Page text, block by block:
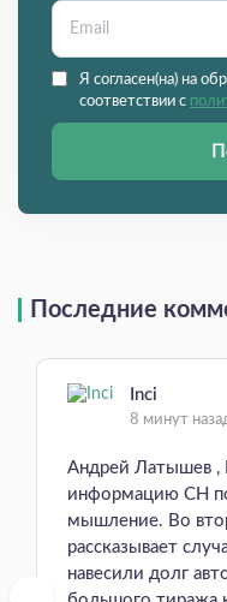
Я согласен(на) на
соответствии с
Последние
Inci
8 минут
Андрей Латышев ,
информацию СН
мышление. Во
рассказывает
навесили долг